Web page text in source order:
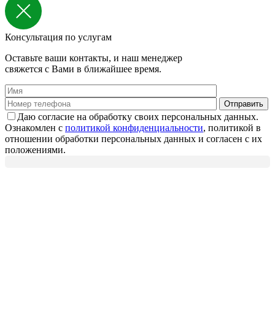
Консультация по услугам
Оставьте ваши контакты, и наш менеджер
свяжется с Вами в ближайшее время.
Даю согласие на обработку своих персональных данных.
Ознакомлен с политикой конфиденциальности, политикой в
отношении обработки персональных данных и согласен с их
положениями.